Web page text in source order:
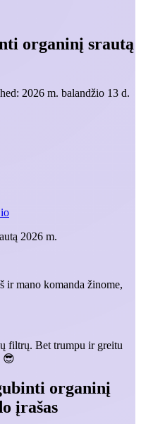
organinį srautą
2026 m. balandžio 13 d.
2026 m.
ir mano komanda žinome,
filtrų. Bet trumpu ir greitu
😎
organinį
įrašas